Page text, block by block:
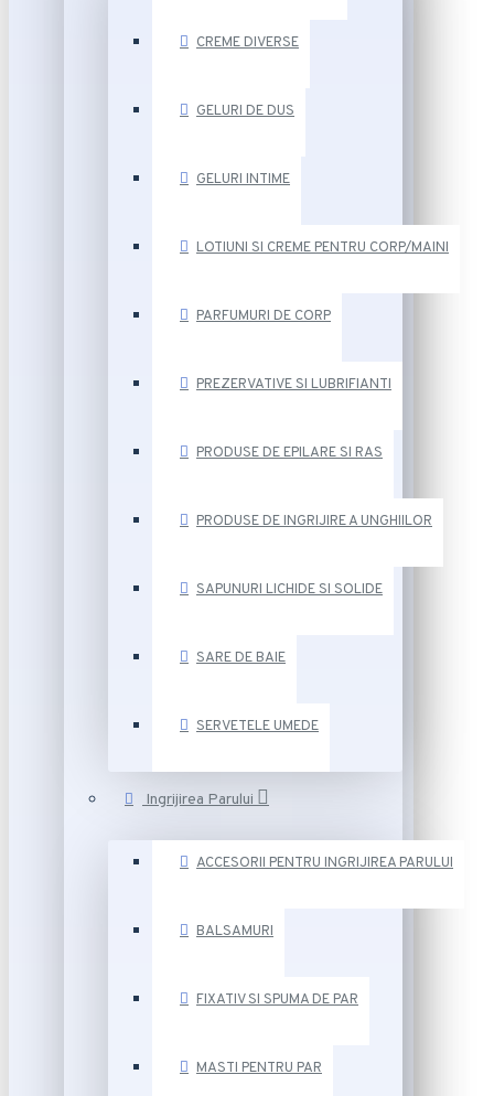
CREME DIVERSE
GELURI DE DUS
GELURI INTIME
LOTIUNI SI CREME PENTRU CORP/MAINI
PARFUMURI DE CORP
PREZERVATIVE SI LUBRIFIANTI
PRODUSE DE EPILARE SI RAS
PRODUSE DE INGRIJIRE A UNGHIILOR
SAPUNURI LICHIDE SI SOLIDE
SARE DE BAIE
SERVETELE UMEDE
Ingrijirea Parului
ACCESORII PENTRU INGRIJIREA PARULUI
BALSAMURI
FIXATIV SI SPUMA DE PAR
MASTI PENTRU PAR